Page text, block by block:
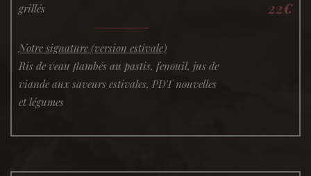
grillés 22€
Notre signature (version estivale)
Ris de veau flambés au pastis, fenouil, jus de
viande aux saveurs estivales, PDT nouvelles
et légumes